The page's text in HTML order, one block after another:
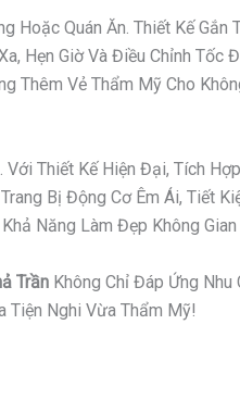
Quán Ăn. Thiết Kế Gắn
Hẹn Giờ Và Điều Chỉnh
Thêm Vẻ Thẩm Mỹ Cho
Thiết Kế Hiện Đại, Tích
Bị Động Cơ Êm Ái, Tiết
Năng Làm Đẹp Không
Trần Không Chỉ Đáp Ứng Nhu
Tiện Nghi Vừa Thẩm Mỹ!